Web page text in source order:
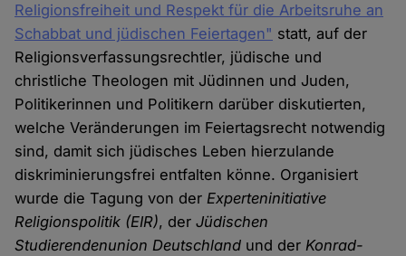
Religionsfreiheit und Respekt für die Arbeitsruhe an
Schabbat und jüdischen Feiertagen" statt, auf der
Religionsverfassungsrechtler, jüdische und
christliche Theologen mit Jüdinnen und Juden,
Politikerinnen und Politikern darüber diskutierten,
welche Veränderungen im Feiertagsrecht notwendig
sind, damit sich jüdisches Leben hierzulande
diskriminierungsfrei entfalten könne. Organisiert
wurde die Tagung von derExperteninitiative
Religionspolitik (EIR), derJüdischen
Studierendenunion Deutschland und derKonrad-